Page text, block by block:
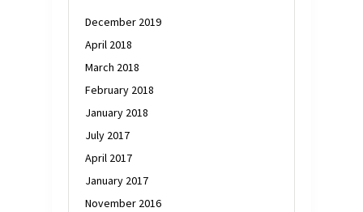
December 2019
April 2018
March 2018
February 2018
January 2018
July 2017
April 2017
January 2017
November 2016